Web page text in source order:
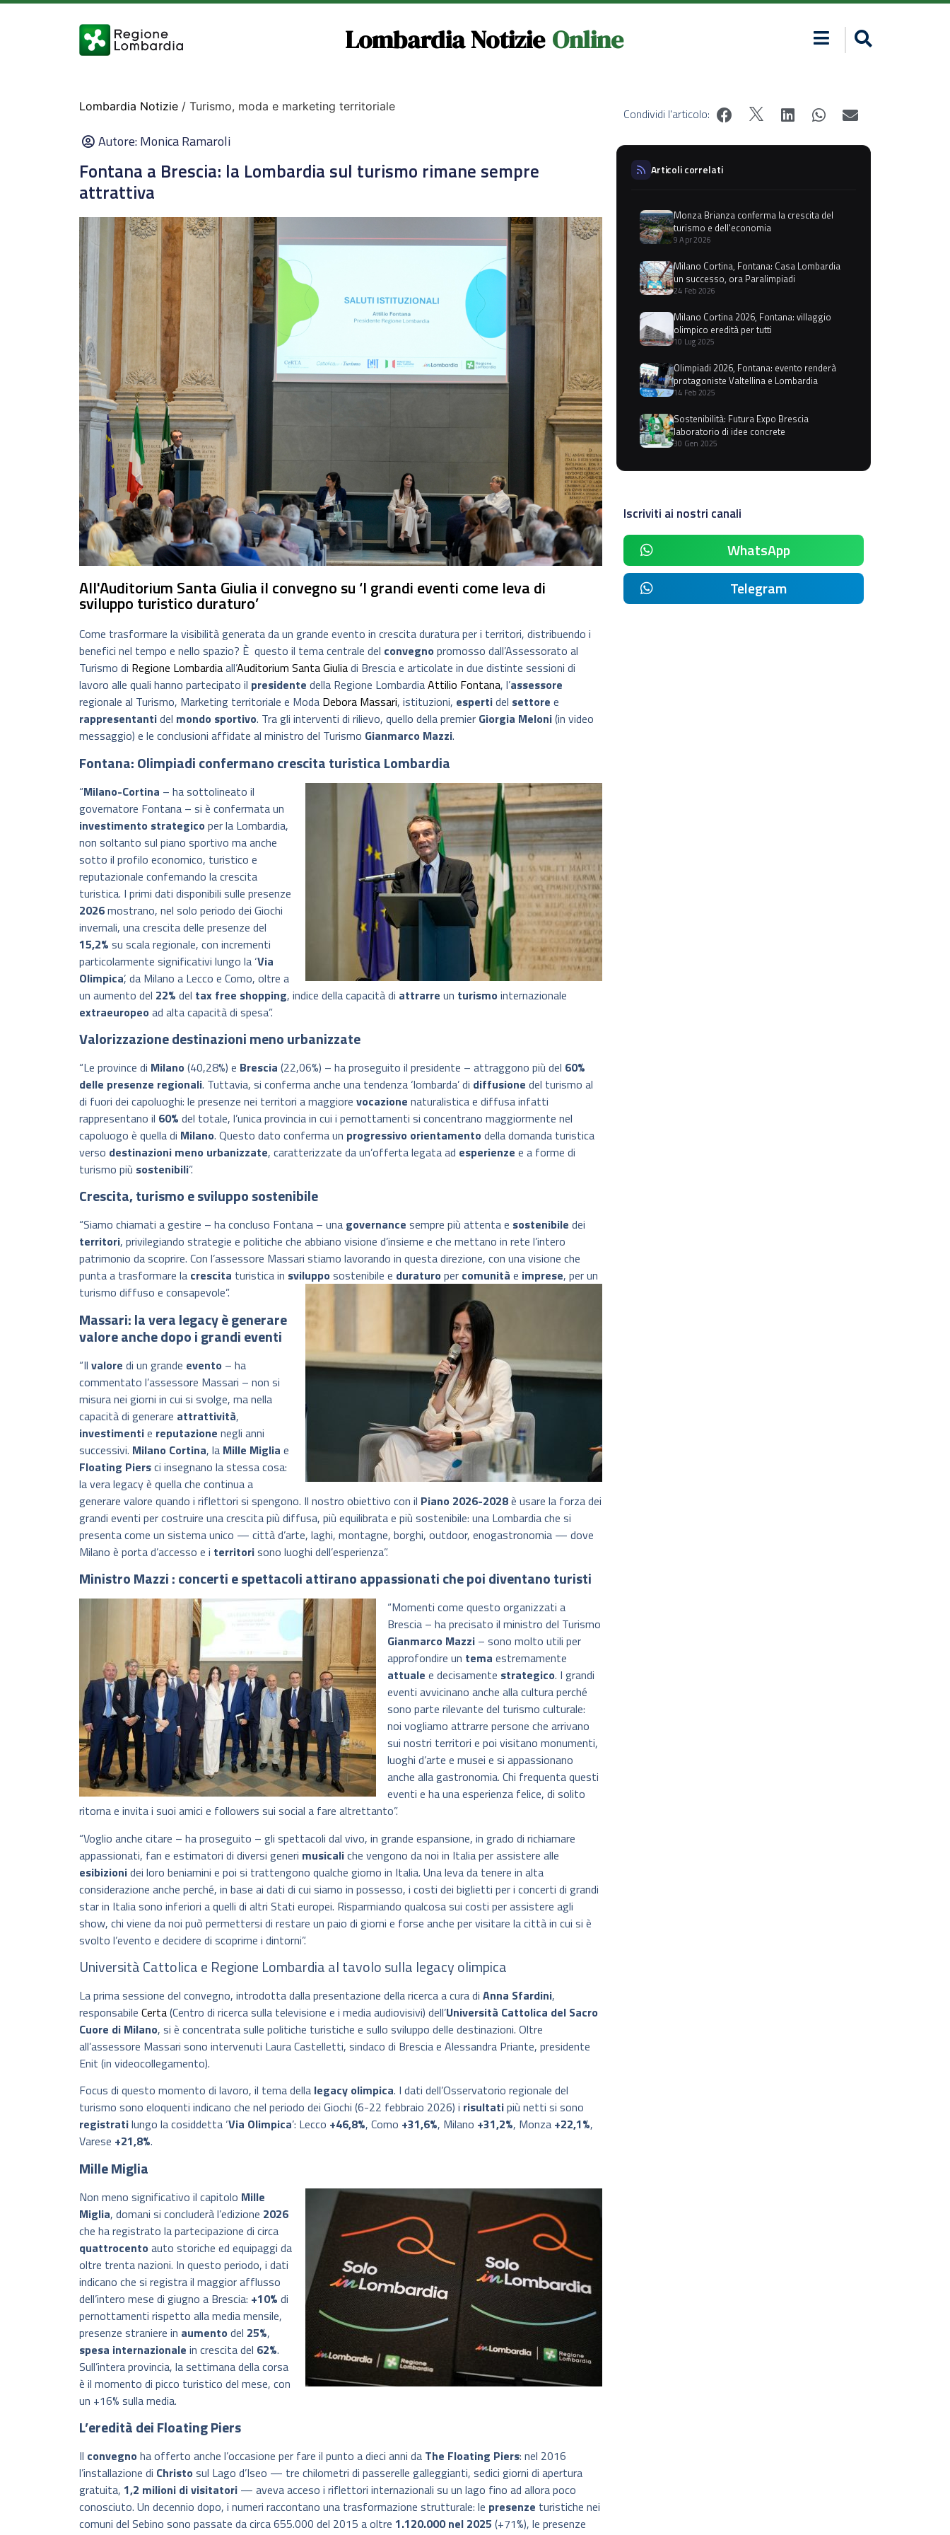
Lombardia Notizie Online
Lombardia Notizie / Turismo, moda e marketing territoriale
Autore:Monica Ramaroli
Fontana a Brescia: la Lombardia sul turismo rimane sempre
attrattiva
All'Auditorium Santa Giulia il convegno su ‘I grandi eventi come leva di
sviluppo turistico duraturo’
Come trasformare la visibilità generata da un grande evento in crescita duratura per i territori, distribuendo i
benefici nel tempo e nello spazio? È questo il tema centrale del convegno promosso dall’Assessorato al
Turismo di Regione Lombardiaall’Auditorium Santa Giuliadi Brescia e articolate in due distinte sessioni di
lavoro alle quali hanno partecipato il presidente della Regione LombardiaAttilio Fontana, l’assessore
regionale al Turismo, Marketing territoriale e Moda Debora Massari, istituzioni, espertidel settore e
rappresentantidel mondo sportivo. Tra gli interventi di rilievo, quello della premier Giorgia Meloni(in video
messaggio) e le conclusioni affidate al ministro del Turismo Gianmarco Mazzi.
Fontana: Olimpiadi confermano crescita turistica Lombardia
“Milano-Cortina – ha sottolineato il
governatore Fontana – si è confermata un
investimento strategico per la Lombardia,
non soltanto sul piano sportivo ma anche
sotto il profilo economico, turistico e
reputazionale confemando la crescita
turistica. I primi dati disponibili sulle presenze
2026mostrano, nel solo periodo dei Giochi
invernali, una crescita delle presenze del
15,2% su scala regionale, con incrementi
particolarmente significativi lungo la ‘Via
Olimpica’, da Milano a Lecco e Como, oltre a
un aumento del 22% del tax free shopping, indice della capacità di attrarre un turismo internazionale
extraeuropeo ad alta capacità di spesa”.
Valorizzazione destinazioni meno urbanizzate
“Le province di Milano (40,28%) e Brescia (22,06%) – ha proseguito il presidente – attraggono più del 60%
delle presenze regionali. Tuttavia, si conferma anche una tendenza ‘lombarda’ di diffusione del turismo al
di fuori dei capoluoghi: le presenze nei territori a maggiore vocazione naturalistica e diffusa infatti
rappresentano il 60% del totale, l’unica provincia in cui i pernottamenti si concentrano maggiormente nel
capoluogo è quella di Milano. Questo dato conferma un progressivo orientamento della domanda turistica
verso destinazioni meno urbanizzate, caratterizzate da un’offerta legata ad esperienze e a forme di
turismo più sostenibili”.
Crescita, turismo e sviluppo sostenibile
“Siamo chiamati a gestire – ha concluso Fontana – una governance sempre più attenta e sostenibile dei
territori, privilegiando strategie e politiche che abbiano visione d’insieme e che mettano in rete l’intero
patrimonio da scoprire. Con l’assessore Massari stiamo lavorando in questa direzione, con una visione che
punta a trasformare la crescita turistica in sviluppo sostenibile e duraturo per comunità e imprese, per un
turismo diffuso e consapevole”.
Massari: la vera legacy è generare
valore anche dopo i grandi eventi
“Il valore di un grande evento – ha
commentato l’assessore Massari – non si
misura nei giorni in cui si svolge, ma nella
capacità di generare attrattività,
investimentie reputazione negli anni
successivi. Milano Cortina, la Mille Miglia e
Floating Piersci insegnano la stessa cosa:
la vera legacy è quella che continua a
generare valore quando i riflettori si spengono. Il nostro obiettivo con il Piano 2026-2028è usare la forza dei
grandi eventi per costruire una crescita più diffusa, più equilibrata e più sostenibile: una Lombardia che si
presenta come un sistema unico — città d’arte, laghi, montagne, borghi, outdoor, enogastronomia — dove
Milano è porta d’accesso e i territorisono luoghi dell’esperienza”.
Ministro Mazzi : concerti e spettacoli attirano appassionati che poi diventano turisti
“Momenti come questo organizzati a
Brescia – ha precisato il ministro del Turismo
Gianmarco Mazzi – sono molto utili per
approfondire un tema estremamente
attuale e decisamente strategico. I grandi
eventi avvicinano anche alla cultura perché
sono parte rilevante del turismo culturale:
noi vogliamo attrarre persone che arrivano
sui nostri territori e poi visitano monumenti,
luoghi d’arte e musei e si appassionano
anche alla gastronomia. Chi frequenta questi
eventi e ha una esperienza felice, di solito
ritorna e invita i suoi amici e followers sui social a fare altrettanto”.
“Voglio anche citare – ha proseguito – gli spettacoli dal vivo, in grande espansione, in grado di richiamare
appassionati, fan e estimatori di diversi generi musicaliche vengono da noi in Italia per assistere alle
esibizionidei loro beniamini e poi si trattengono qualche giorno in Italia. Una leva da tenere in alta
considerazione anche perché, in base ai dati di cui siamo in possesso, i costi dei biglietti per i concerti di grandi
star in Italia sono inferiori a quelli di altri Stati europei. Risparmiando qualcosa sui costi per assistere agli
show, chi viene da noi può permettersi di restare un paio di giorni e forse anche per visitare la città in cui si è
svolto l’evento e decidere di scoprirne i dintorni”.
Università Cattolica e Regione Lombardia al tavolo sulla legacy olimpica
La prima sessione del convegno, introdotta dalla presentazione della ricerca a cura di Anna Sfardini,
responsabile Certa(Centro di ricerca sulla televisione e i media audiovisivi) dell’Università Cattolica del Sacro
Cuore di Milano, si è concentrata sulle politiche turistiche e sullo sviluppo delle destinazioni. Oltre
all’assessore Massari sono intervenuti Laura Castelletti, sindaco di Brescia e Alessandra Priante, presidente
Enit (in videocollegamento).
Focus di questo momento di lavoro, il tema della legacy olimpica. I dati dell’Osservatorio regionale del
turismo sono eloquenti indicano che nel periodo dei Giochi (6-22 febbraio 2026) i risultatipiù netti si sono
registratilungo la cosiddetta ‘Via Olimpica’: Lecco +46,8%, Como +31,6%, Milano +31,2%, Monza +22,1%,
Varese +21,8%.
Mille Miglia
Non meno significativo il capitolo Mille
Miglia, domani si concluderà l’edizione 2026
che ha registrato la partecipazione di circa
quattrocento auto storiche ed equipaggi da
oltre trenta nazioni. In questo periodo, i dati
indicano che si registra il maggior afflusso
dell’intero mese di giugno a Brescia: +10% di
pernottamenti rispetto alla media mensile,
presenze straniere in aumento del 25%,
spesa internazionale in crescita del 62%.
Sull’intera provincia, la settimana della corsa
è il momento di picco turistico del mese, con
un +16% sulla media.
L’eredità dei Floating Piers
Il convegno ha offerto anche l’occasione per fare il punto a dieci anni da The Floating Piers: nel 2016
l’installazione di Christo sul Lago d’Iseo — tre chilometri di passerelle galleggianti, sedici giorni di apertura
gratuita, 1,2 milioni di visitatori — aveva acceso i riflettori internazionali su un lago fino ad allora poco
conosciuto. Un decennio dopo, i numeri raccontano una trasformazione strutturale: le presenze turistiche nei
comuni del Sebino sono passate da circa 655.000 del 2015 a oltre 1.120.000 nel 2025 (+71%), le presenze
Condividi l'articolo:
Articoli correlati
Monza Brianza conferma la crescita del
turismo e dell'economia
9 Apr 2026
Milano Cortina, Fontana: Casa Lombardia
un successo, ora Paralimpiadi
24 Feb 2026
Milano Cortina 2026, Fontana: villaggio
olimpico eredità per tutti
10 Lug 2025
Olimpiadi 2026, Fontana: evento renderà
protagoniste Valtellina e Lombardia
14 Feb 2025
Sostenibilità: Futura Expo Brescia
laboratorio di idee concrete
30 Gen 2025
Iscriviti ai nostri canali
WhatsApp
Telegram